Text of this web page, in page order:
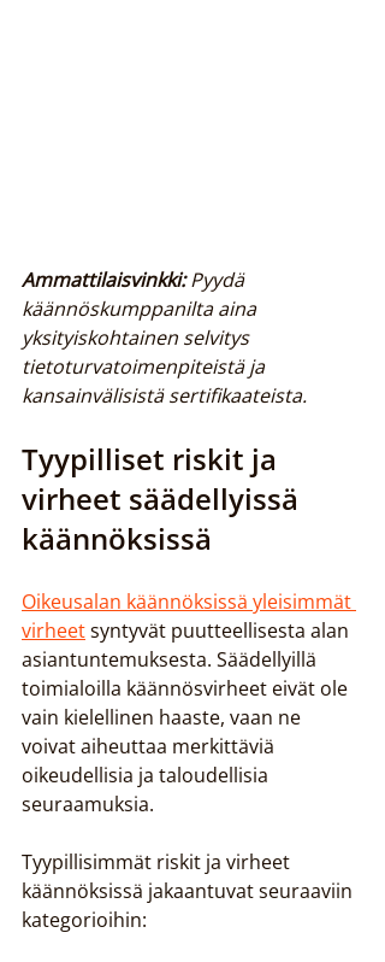
Ammattilaisvinkki: Pyydä
käännöskumppanilta aina
yksityiskohtainen selvitys
tietoturvatoimenpiteistä ja
kansainvälisistä sertifikaateista.
Tyypilliset riskit ja
virheet säädellyissä
käännöksissä
Oikeusalan käännöksissä yleisimmät
virheet syntyvät puutteellisesta alan
asiantuntemuksesta. Säädellyillä
toimialoilla käännösvirheet eivät ole
vain kielellinen haaste, vaan ne
voivat aiheuttaa merkittäviä
oikeudellisia ja taloudellisia
seuraamuksia.
Tyypillisimmät riskit ja virheet
käännöksissä jakaantuvat seuraaviin
kategorioihin: